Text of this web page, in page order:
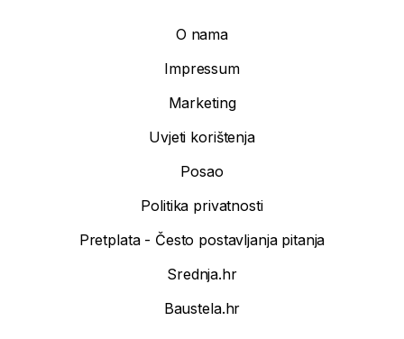
O nama
Impressum
Marketing
Uvjeti korištenja
Posao
Politika privatnosti
Pretplata - Često postavljanja pitanja
Srednja.hr
Baustela.hr